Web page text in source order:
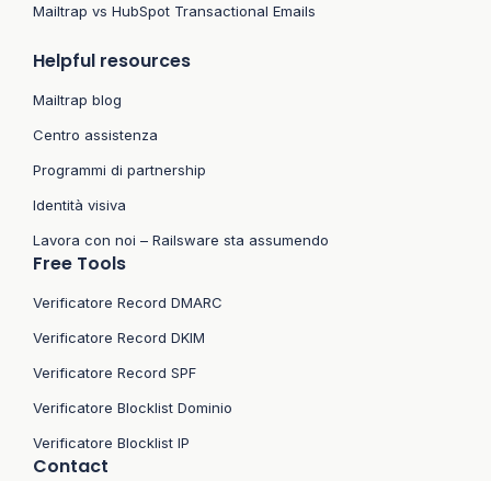
Mailtrap vs HubSpot Transactional Emails
Helpful resources
Mailtrap blog
Centro assistenza
Programmi di partnership
Identità visiva
Lavora con noi – Railsware sta assumendo
Free Tools
Verificatore Record DMARC
Verificatore Record DKIM
Verificatore Record SPF
Verificatore Blocklist Dominio
Verificatore Blocklist IP
Contact